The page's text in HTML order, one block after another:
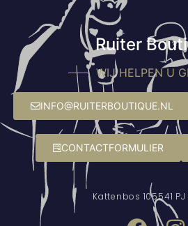
Ruiter
WIJ HELPEN U
INFO@RUITERBOUTIQUE.NL
CONTACTFORMULIER
Kattenbos 105541